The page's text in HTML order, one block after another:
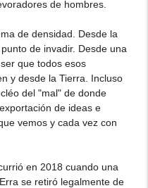
de hombres.
de densidad. Desde la
de invadir. Desde una
que todos esos
y desde la Tierra. Incluso
del "mal" de donde
de ideas e
vemos y cada vez con
en 2018 cuando una
se retiró legalmente de